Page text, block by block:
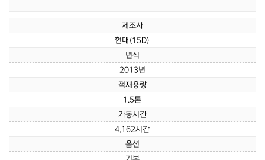
제조사
현대(15D)
년식
2013년
적재용량
1.5톤
가동시간
4,162시간
옵션